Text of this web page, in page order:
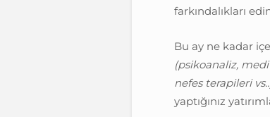
farkındalıkları
Bu ay ne kadar
(psikoanaliz,
nefes terapileri
yaptığınız